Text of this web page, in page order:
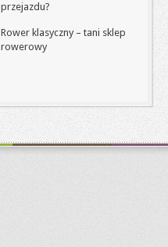
przejazdu?
Rower klasyczny – tani sklep
rowerowy